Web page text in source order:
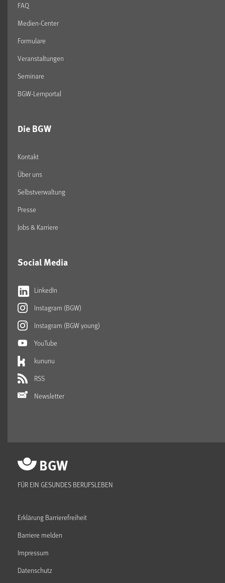
FAQ
Medien-Center
Formulare
Veranstaltungen
Seminare
BGW-Lernportal
Die BGW
Kontakt
Über uns
Selbstverwaltung
Presse
Jobs & Karriere
Social Media
LinkedIn
Instagram (BGW)
Instagram (BGW young)
YouTube
kununu
RSS
Newsletter
FÜR EIN GESUNDES BERUFSLEBEN
Erklärung Barrierefreiheit
Barriere melden
Impressum
Datenschutz